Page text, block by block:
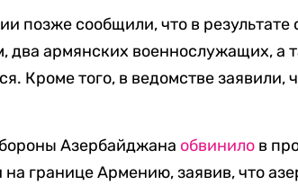
позже сообщили, что в результате
два армянских военнослужащих, а
Кроме того, в ведомстве заявили,
Азербайджана обвинило в
на границе Армению, заявив, что